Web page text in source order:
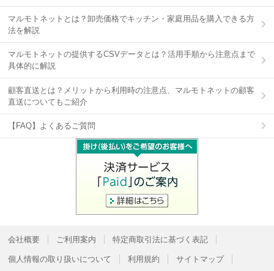
マルモトネットとは？卸売価格でキッチン・家庭用品を購入できる方
法を解説
マルモトネットの提供するCSVデータとは？活用手順から注意点まで
具体的に解説
顧客直送とは？メリットから利用時の注意点、マルモトネットの顧客
直送についてもご紹介
【FAQ】よくあるご質問
会社概要 ご利用案内 特定商取引法に基づく表記
個人情報の取り扱いについて 利用規約 サイトマップ